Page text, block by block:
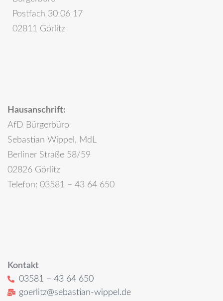
Postfach 30 06 17
02811 Görlitz
Hausanschrift:
AfD Bürgerbüro
Sebastian Wippel, MdL
Berliner Straße 58/59
02826 Görlitz
Telefon: 03581 – 43 64 650
Kontakt
03581 – 43 64 650
goerlitz@sebastian-wippel.de